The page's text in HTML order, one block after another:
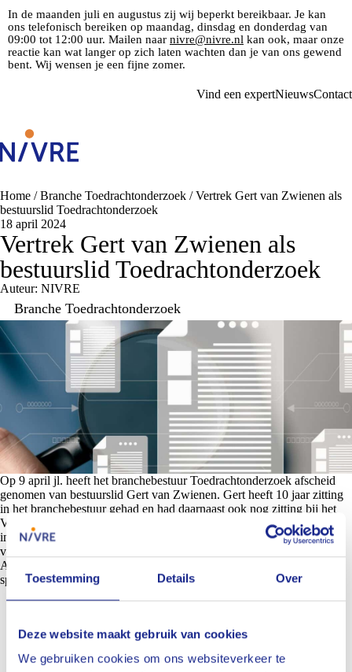
Toestemming Details Over
Deze website maakt gebruik van cookies
We gebruiken cookies om ons websiteverkeer te
In de maanden juli en augustus zij wij beperkt bereikbaar. Je kan
ons telefonisch bereiken op maandag, dinsdag en donderdag van
09:00 tot 12:00 uur. Mailen naar nivre@nivre.nl kan ook, maar onze
reactie kan wat langer op zich laten wachten dan je van ons gewend
bent. Wij wensen je een fijne zomer.
Vind een expertNieuwsContact
Home /Branche Toedrachtonderzoek /Vertrek Gert van Zwienen als
bestuurslid Toedrachtonderzoek
18 april 2024
Vertrek Gert van Zwienen als
bestuurslid Toedrachtonderzoek
Auteur: NIVRE
Branche Toedrachtonderzoek
Op 9 april jl. heeft het branchebestuur Toedrachtonderzoek afscheid
genomen van bestuurslid Gert van Zwienen. Gert heeft 10 jaar zitting
in het branchebestuur gehad en had daarnaast ook nog zitting bij het
VRT-bestuur. Het NIVRE is Gert erg dankbaar voor zijn tomeloze
inzet en zijn bereidheid om te helpen bij de diverse vraagstukken die
voorbij zijn gekomen.
Als dank hiervoor heeft Gert het Chapeau beeld en een zilveren
speldje overhandigd gekregen.